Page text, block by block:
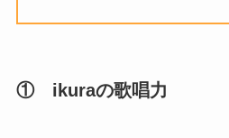
① ikuraの歌唱力